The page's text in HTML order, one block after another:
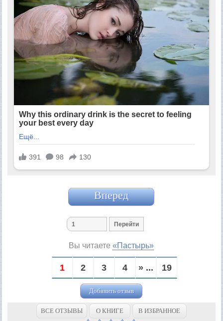
Вперед
Вы читаете«Пастырь»
1 2 3 4 » ... 19
Добавить отзыв
ВСЕ ОТЗЫВЫ О КНИГЕ В ИЗБРАННОЕ